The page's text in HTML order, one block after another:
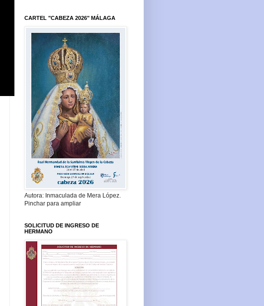
CARTEL "CABEZA 2026" MÁLAGA
Autora: Inmaculada de Mera López.
Pinchar para ampliar
SOLICITUD DE INGRESO DE
HERMANO